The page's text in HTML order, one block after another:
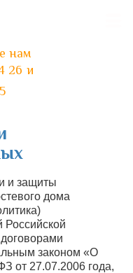
нам
26 и
и защиты
дома
Российской
законом «О
от 27.07.2006 года,